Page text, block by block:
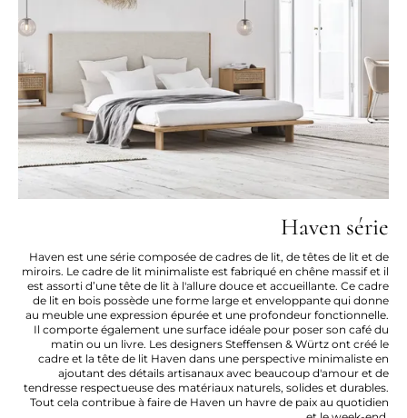
Haven série
Haven est une série composée de cadres de lit, de têtes de lit et de
miroirs. Le cadre de lit minimaliste est fabriqué en chêne massif et il
est assorti d’une tête de lit à l'allure douce et accueillante. Ce cadre
de lit en bois possède une forme large et enveloppante qui donne
au meuble une expression épurée et une profondeur fonctionnelle.
Il comporte également une surface idéale pour poser son café du
matin ou un livre. Les designers Steffensen & Würtz ont créé le
cadre et la tête de lit Haven dans une perspective minimaliste en
ajoutant des détails artisanaux avec beaucoup d'amour et de
tendresse respectueuse des matériaux naturels, solides et durables.
Tout cela contribue à faire de Haven un havre de paix au quotidien